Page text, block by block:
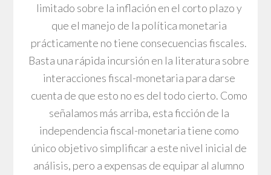
limitado sobre la inflación en el corto plazo y
que el manejo de la política monetaria
prácticamente no tiene consecuencias fiscales.
Basta una rápida incursión en la literatura sobre
interacciones fiscal-monetaria para darse
cuenta de que esto no es del todo cierto. Como
señalamos más arriba, esta ficción de la
independencia fiscal-monetaria tiene como
único objetivo simplificar a este nivel inicial de
análisis, pero a expensas de equipar al alumno